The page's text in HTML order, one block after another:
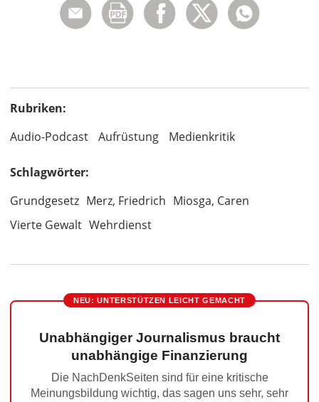
Rubriken:
Audio-Podcast
Aufrüstung Medienkritik
Schlagwörter:
Grundgesetz Merz, Friedrich Miosga, Caren
Vierte Gewalt Wehrdienst
NEU: UNTERSTÜTZEN LEICHT GEMACHT
Unabhängiger Journalismus braucht
unabhängige Finanzierung
Die NachDenkSeiten sind für eine kritische
Meinungsbildung wichtig, das sagen uns sehr, sehr